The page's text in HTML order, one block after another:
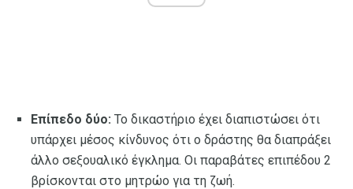
Επίπεδο δύο: Το δικαστήριο έχει διαπιστώσει ότι
υπάρχει μέσος κίνδυνος ότι ο δράστης θα διαπράξει
άλλο σεξουαλικό έγκλημα. Οι παραβάτες επιπέδου 2
βρίσκονται στο μητρώο για τη ζωή.